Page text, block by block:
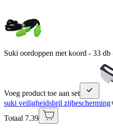
Suki oordoppen met koord - 33 db
Voeg product toe aan set
suki veiligheidsbril zijbescherming
Totaal 7.39